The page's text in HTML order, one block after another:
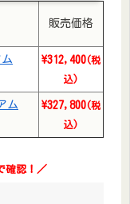
販売価格
\312,400(税
込)
ム
\327,800(税
込)
確認！ ／